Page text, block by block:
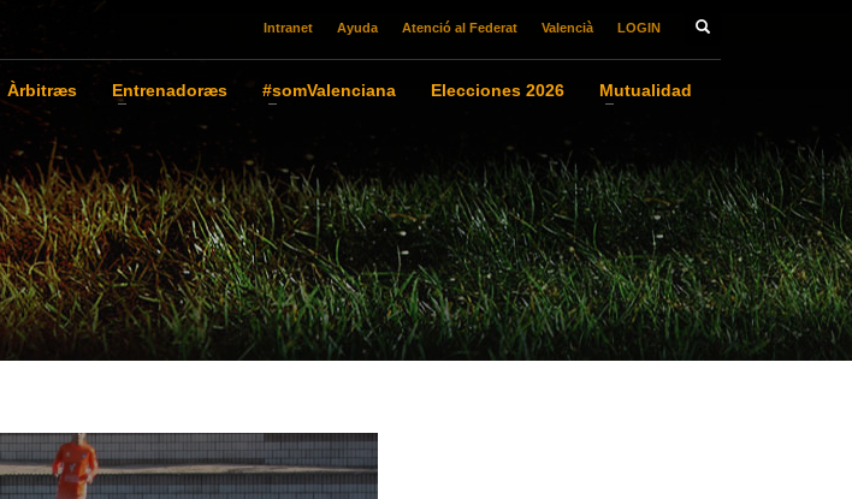
Intranet Ayuda Atenció al Federat Valencià LOGIN
Àrbitræs Entrenadoræs #somValenciana Elecciones 2026
Mutualidad